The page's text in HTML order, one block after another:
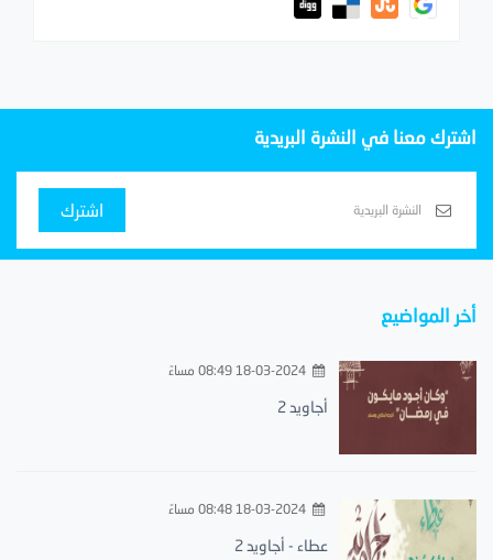
اشترك معنا في النشرة البريدية
اشترك
أخر المواضيع
18-03-2024 08:49 مساءً
أجاويد 2
18-03-2024 08:48 مساءً
عطاء - أجاويد 2